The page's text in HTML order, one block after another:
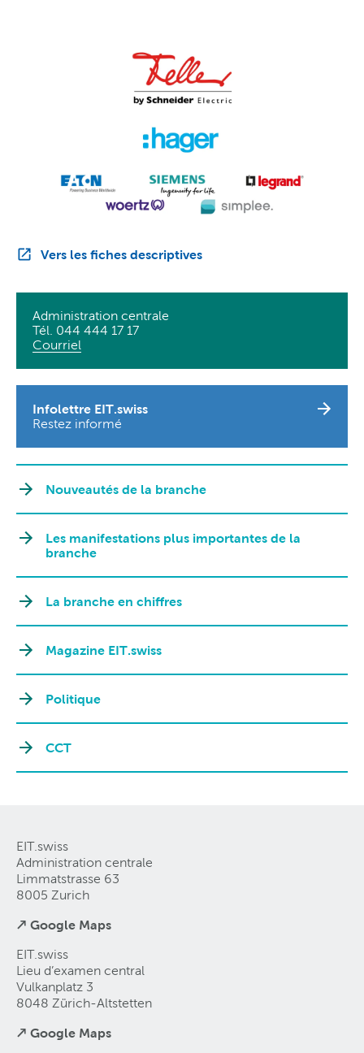
Vers les fiches descriptives
Administration centrale
Tél. 044 444 17 17
Courriel
Infolettre EIT.swiss
Restez informé
Nouveautés de la branche
Les manifestations plus importantes de la
branche
La branche en chiffres
Magazine EIT.swiss
Politique
CCT
EIT.swiss
Administration centrale
Limmatstrasse 63
8005 Zurich
↗ Google Maps
EIT.swiss
Lieu d’examen central
Vulkanplatz 3
8048 Zürich-Altstetten
↗ Google Maps